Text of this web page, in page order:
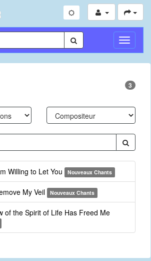
Toggle
3
Willing to Let You Nouveaux Chants
My Veil Nouveaux Chants
of the Spirit of Life Has Freed Me